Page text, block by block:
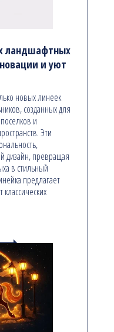
ландшафтных
и уют
новых линеек
созданных для
и
Эти
дизайн, превращая
в стильный
предлагает